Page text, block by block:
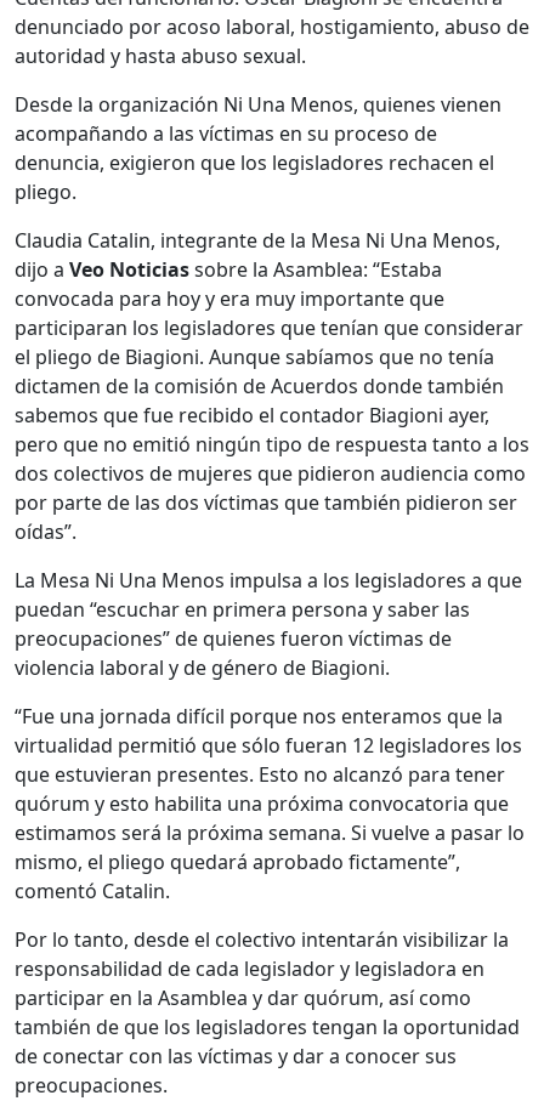
denunciado por acoso laboral, hostigamiento, abuso de
autoridad y hasta abuso sexual.
Desde la organización Ni Una Menos, quienes vienen
acompañando a las víctimas en su proceso de
denuncia, exigieron que los legisladores rechacen el
pliego.
Claudia Catalin, integrante de la Mesa Ni Una Menos,
dijo a Veo Noticiassobre la Asamblea: “Estaba
convocada para hoy y era muy importante que
participaran los legisladores que tenían que considerar
el pliego de Biagioni. Aunque sabíamos que no tenía
dictamen de la comisión de Acuerdos donde también
sabemos que fue recibido el contador Biagioni ayer,
pero que no emitió ningún tipo de respuesta tanto a los
dos colectivos de mujeres que pidieron audiencia como
por parte de las dos víctimas que también pidieron ser
oídas”.
La Mesa Ni Una Menos impulsa a los legisladores a que
puedan “escuchar en primera persona y saber las
preocupaciones” de quienes fueron víctimas de
violencia laboral y de género de Biagioni.
“Fue una jornada difícil porque nos enteramos que la
virtualidad permitió que sólo fueran 12 legisladores los
que estuvieran presentes. Esto no alcanzó para tener
quórum y esto habilita una próxima convocatoria que
estimamos será la próxima semana. Si vuelve a pasar lo
mismo, el pliego quedará aprobado fictamente”,
comentó Catalin.
Por lo tanto, desde el colectivo intentarán visibilizar la
responsabilidad de cada legislador y legisladora en
participar en la Asamblea y dar quórum, así como
también de que los legisladores tengan la oportunidad
de conectar con las víctimas y dar a conocer sus
preocupaciones.